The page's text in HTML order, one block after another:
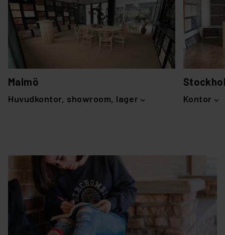
Malmö
Huvudkontor, showroom, lager Kontor